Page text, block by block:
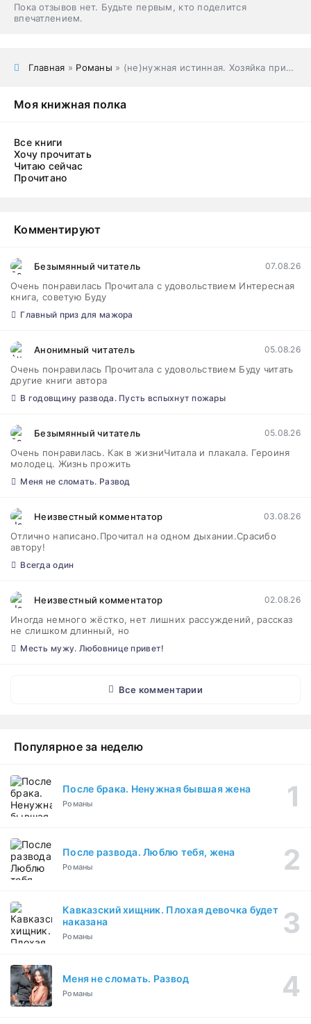
Пока отзывов нет. Будьте первым, кто поделится
впечатлением.
Главная » Романы » (не)нужная истинная. Хозяйка приюта «драконьи забавы»
Моя книжная полка
Все книги
Хочу прочитать
Читаю сейчас
Прочитано
Комментируют
Безымянный читатель 07.08.26
Очень понравилась Прочитала с удовольствием Интересная
книга, советую Буду
Главный приз для мажора
Анонимный читатель 05.08.26
Очень понравилась Прочитала с удовольствием Буду читать
другие книги автора
В годовщину развода. Пусть вспыхнут пожары
Безымянный читатель 05.08.26
Очень понравилась. Как в жизниЧитала и плакала. Героиня
молодец. Жизнь прожить
Меня не сломать. Развод
Неизвестный комментатор 03.08.26
Отлично написано.Прочитал на одном дыхании.Срасибо
автору!
Всегда один
Неизвестный комментатор 02.08.26
Иногда немного жёстко, нет лишних рассуждений, рассказ
не слишком длинный, но
Месть мужу. Любовнице привет!
Все комментарии
Популярное за неделю
После брака. Ненужная бывшая жена
Романы
После развода. Люблю тебя, жена
Романы
Кавказский хищник. Плохая девочка будет
наказана
Романы
Меня не сломать. Развод
Романы